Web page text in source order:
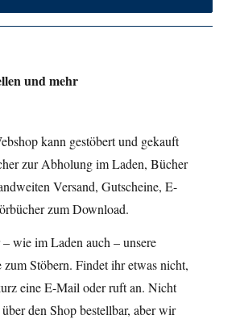
und mehr
kann gestöbert und gekauft
zur Abholung im Laden, Bücher
Versand, Gutscheine, E-
zum Download.
wie im Laden auch – unsere
zum Stöbern. Findet ihr etwas nicht,
eine E-Mail oder ruft an. Nicht
den Shop bestellbar, aber wir